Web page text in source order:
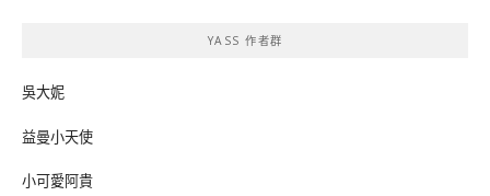
YASS 作者群
吳大妮
益曼小天使
小可愛阿貴